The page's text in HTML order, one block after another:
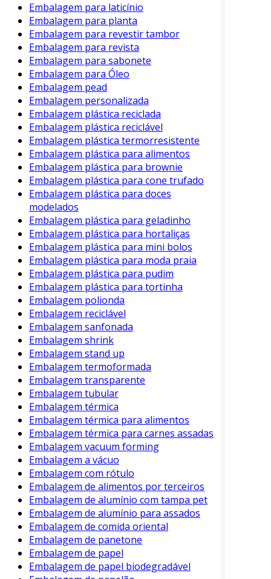
Embalagens
Embora existam diversas opções de
embalagem no mercado, a sanfonada se
sobressai por suas características únicas. Veja a
comparação com outros tipos de embalagens:
Embalagens Retangulares
sejam comuns, muitas vezes não se
adaptam adequadamente a produtos de
formas irregulares. A embalagem
sanfonada, por outro lado, se molda
perfeitamente ao que precisa ser
protegido.
Embalagens Plásticas Convencionais
Enquanto as plásticas podem ser menos
sustentáveis, a embalagem sanfonada é
geralmente feita com papelão reciclado,
contribuindo para práticas ambientais
mais responsáveis.
Considerações Finais
A embalagem sanfonada representa uma
solução moderna e eficiente para desafios de
proteção e armazenamento. Sua flexibilidade e
resistência a tornam uma excelente escolha
para diversas indústrias. Além dos benefícios
mencionados, a sua sustentabilidade se destaca
em um mundo que cada vez mais valoriza
práticas ecológicas.
Conclusão
Portanto, ao considerar opções de embalagem
para seus produtos, a sanfonada deve estar no
topo da sua lista. A proteção eficaz, a
versatilidade e a contribuição para um meio
ambiente melhor fazem dela uma escolha
inteligente e responsável. Investir em
embalagem sanfonada é gostar de ter a
certeza de que seus produtos estarão sempre
Embalagem para laticínio
Embalagem para planta
Embalagem para revestir tambor
Embalagem para revista
Embalagem para sabonete
Embalagem para Óleo
Embalagem pead
Embalagem personalizada
Embalagem plástica reciclada
Embalagem plástica reciclável
Embalagem plástica termorresistente
Embalagem plástica para alimentos
Embalagem plástica para brownie
Embalagem plástica para cone trufado
Embalagem plástica para doces
modelados
Embalagem plástica para geladinho
Embalagem plástica para hortaliças
Embalagem plástica para mini bolos
Embalagem plástica para moda praia
Embalagem plástica para pudim
Embalagem plástica para tortinha
Embalagem polionda
Embalagem reciclável
Embalagem sanfonada
Embalagem shrink
Embalagem stand up
Embalagem termoformada
Embalagem transparente
Embalagem tubular
Embalagem térmica
Embalagem térmica para alimentos
Embalagem térmica para carnes assadas
Embalagem vacuum forming
Embalagem a vácuo
Embalagem com rótulo
Embalagem de alimentos por terceiros
Embalagem de alumínio com tampa pet
Embalagem de alumínio para assados
Embalagem de comida oriental
Embalagem de panetone
Embalagem de papel
Embalagem de papel biodegradável